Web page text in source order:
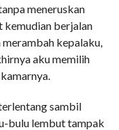
meneruskan
kemudian berjalan
kepalaku,
aku memilih
sambil
bulu lembut tampak